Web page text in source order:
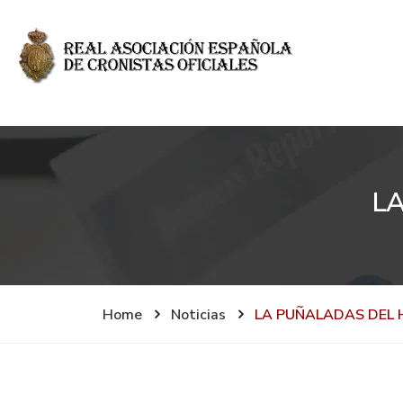
Home Noticias LA PUÑALADAS DEL